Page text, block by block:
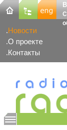
Новости
О проекте
Контакты